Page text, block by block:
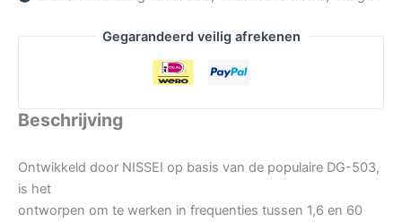
Gegarandeerd veilig afrekenen
Beschrijving
Ontwikkeld door NISSEI op basis van de populaire DG-503,
is het
ontworpen om te werken in frequenties tussen 1,6 en 60